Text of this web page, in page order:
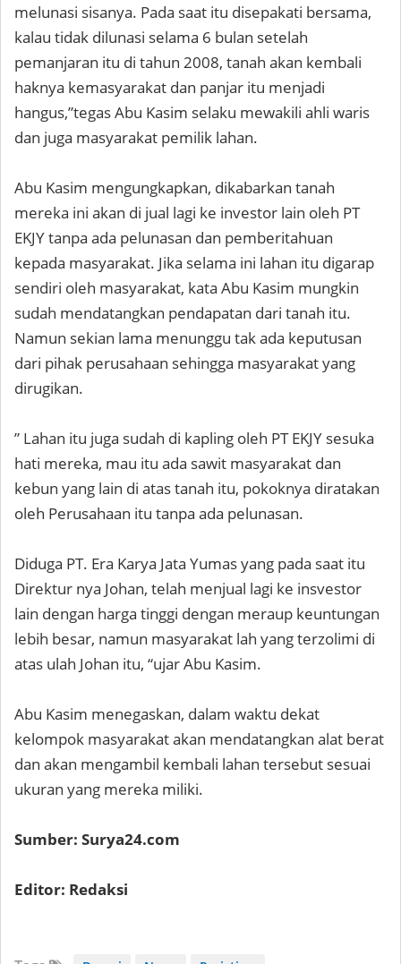
melunasi sisanya. Pada saat itu disepakati bersama,
kalau tidak dilunasi selama 6 bulan setelah
pemanjaran itu di tahun 2008, tanah akan kembali
haknya kemasyarakat dan panjar itu menjadi
hangus,”tegas Abu Kasim selaku mewakili ahli waris
dan juga masyarakat pemilik lahan.
Abu Kasim mengungkapkan, dikabarkan tanah
mereka ini akan di jual lagi ke investor lain oleh PT
EKJY tanpa ada pelunasan dan pemberitahuan
kepada masyarakat. Jika selama ini lahan itu digarap
sendiri oleh masyarakat, kata Abu Kasim mungkin
sudah mendatangkan pendapatan dari tanah itu.
Namun sekian lama menunggu tak ada keputusan
dari pihak perusahaan sehingga masyarakat yang
dirugikan.
” Lahan itu juga sudah di kapling oleh PT EKJY sesuka
hati mereka, mau itu ada sawit masyarakat dan
kebun yang lain di atas tanah itu, pokoknya diratakan
oleh Perusahaan itu tanpa ada pelunasan.
Diduga PT. Era Karya Jata Yumas yang pada saat itu
Direktur nya Johan, telah menjual lagi ke insvestor
lain dengan harga tinggi dengan meraup keuntungan
lebih besar, namun masyarakat lah yang terzolimi di
atas ulah Johan itu, “ujar Abu Kasim.
Abu Kasim menegaskan, dalam waktu dekat
kelompok masyarakat akan mendatangkan alat berat
dan akan mengambil kembali lahan tersebut sesuai
ukuran yang mereka miliki.
Sumber: Surya24.com
Editor: Redaksi